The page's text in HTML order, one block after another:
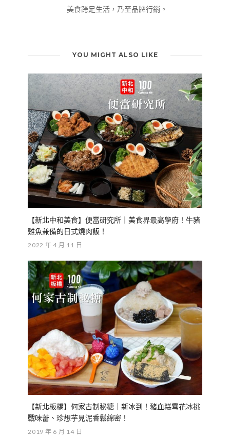
美食跨足生活，乃至品牌行銷。
YOU MIGHT ALSO LIKE
【新北中和美食】便當研究所｜美食界最高學府！牛豬
雞魚兼備的日式燒肉飯！
2022 年 4 月 11 日
【新北板橋】何家古制秘糖｜新冰到！豬血糕雪花冰挑
戰味蕾、珍想芋見泥香鬆綿密！
2019 年 6 月 14 日